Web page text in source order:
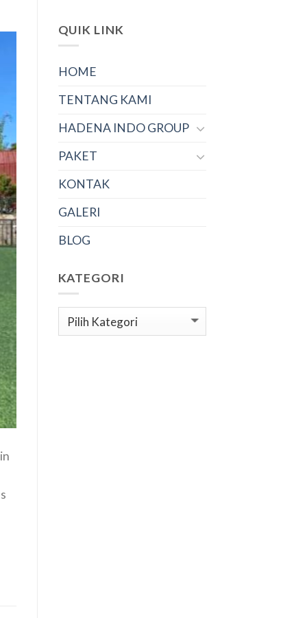
QUIK LINK
HOME
TENTANG KAMI
HADENA INDO GROUP
PAKET
KONTAK
GALERI
BLOG
KATEGORI
Kategori